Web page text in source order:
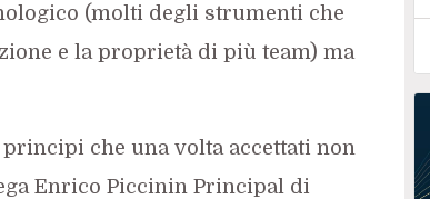
(molti degli strumenti che
e la proprietà di più team) ma
che una volta accettati non
Enrico Piccinin Principal di